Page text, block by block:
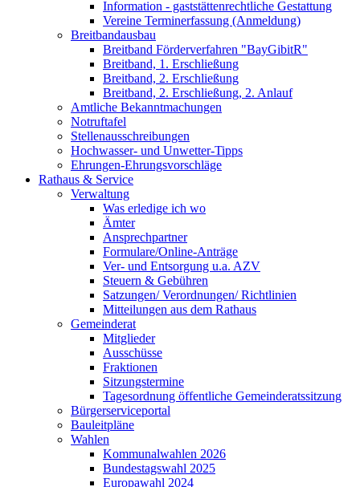
Information - gaststättenrechtliche Gestattung
Vereine Terminerfassung (Anmeldung)
Breitbandausbau
Breitband Förderverfahren "BayGibitR"
Breitband, 1. Erschließung
Breitband, 2. Erschließung
Breitband, 2. Erschließung, 2. Anlauf
Amtliche Bekanntmachungen
Notruftafel
Stellenausschreibungen
Hochwasser- und Unwetter-Tipps
Ehrungen-Ehrungsvorschläge
Rathaus & Service
Verwaltung
Was erledige ich wo
Ämter
Ansprechpartner
Formulare/Online-Anträge
Ver- und Entsorgung u.a. AZV
Steuern & Gebühren
Satzungen/ Verordnungen/ Richtlinien
Mitteilungen aus dem Rathaus
Gemeinderat
Mitglieder
Ausschüsse
Fraktionen
Sitzungstermine
Tagesordnung öffentliche Gemeinderatssitzung
Bürgerserviceportal
Bauleitpläne
Wahlen
Kommunalwahlen 2026
Bundestagswahl 2025
Europawahl 2024